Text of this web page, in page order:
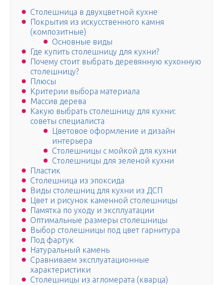
Столешница в двухцветной кухне
Покрытия из искусственного камня
(композитные)
Основные виды
Где купить столешницу для кухни?
Почему стоит выбрать деревянную кухонную
столешницу?
Плюсы
Критерии выбора материала
Массив дерева
Какую выбрать столешницу для кухни:
советы специалиста
Цветовое оформление и дизайн
интерьера
Столешницы с мойкой для кухни
Столешницы для зеленой кухни
Пластик
Столешница из эпоксида
Виды столешниц для кухни из ДСП
Цвет и рисунок каменной столешницы
Памятка по уходу и эксплуатации
Оптимальные размеры столешницы
Выбор столешницы под цвет гарнитура
Под фартук
Натуральный камень
Сравниваем эксплуатационные
характеристики
Столешницы из агломерата (кварца)